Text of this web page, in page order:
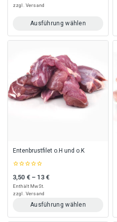
of
zzgl. Versand
Ausführung wählen
Dieses
mehrere
Varianten
auf.
Die
Optionen
gewählt
Entenbrustfilet o.H und o.K
out
of
3,50 € – 13 €Preisspanne: 3,50 € bis 13 €
Enthält MwSt.
zzgl. Versand
Ausführung wählen
Dieses